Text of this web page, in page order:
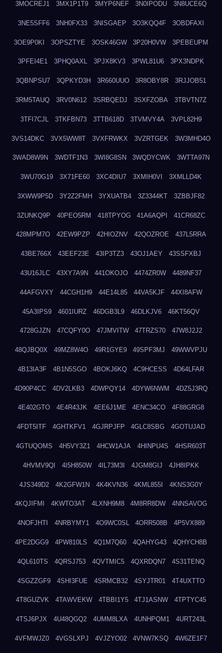
3MOCREJ1 3MX1P1T9 3MYP6NEF 3N0IPODU 3N8UCE6Q
3NE5SFF6 3NH0FX33 3NISGAEP 3O3KQQ4F 3OBDFAXI
3OE9P0KI 3OPSZTYE 3OSK46GW 3P20H0VW 3PEBEUPM
3PFEI4E1 3PHQ0AXL 3PJX8KV3 3PWL81U6 3PX3NDPK
3QBNPSU7 3QPKYD3H 3R660UUO 3R8OBY8R 3RJJOB51
3RM5TAUQ 3RV0N612 3SRBQEDJ 3SXFZOBA 3TBVTN7Z
3TFI7CJL 3TKFBN73 3TTB618D 3TVMVY4A 3VPL82H9
3VS14DKC 3VX5WW8T 3VXFRWKX 3VZRTGEK 3W3MHD4O
3WAD8W9N 3WDTF1N3 3WI8G8SN 3WQDYCWK 3WTTA97N
3WU70G19 3X71FE60 3XC4DIU7 3XMIH0VI 3XMLLD4K
3XWW9P5D 3Y2Z2FMH 3YXUATB4 3Z3344KT 3ZBBJF82
3ZUNKQ9P 40PEO5RM 418TPYOG 41A6AQPI 41CR68ZC
428MPM7O 42EW9PZP 42HIOZNV 42QOZROE 437L5RRA
43BE766X 43EEF23E 43IP3TZ3 43OJ1AEY 43SSFXBJ
43U16JLC 43XY7A9N 441OKOJO 4474ZR0W 4489NF37
44AFGVXY 44CGH1H9 44E14L85 44VA5KJF 44XI8AFW
45A3IPS9 4601IURZ 46DGB3L9 46DLKJV6 46KT56QV
4728GJZN 47CQFY0O 47JMVITW 47TRZS70 47W8J2J2
48QJBQ0X 49MZ8W4O 49R1GYE9 49SPF3MJ 49WWVPJU
4B13IA3F 4B1N5SGO 4BOKJ6KQ 4C9HCESS 4D64LFAR
4D90P4CC 4DV2LKB3 4DWPQY14 4DYW6NWM 4DZ5J3RQ
4E402GTO 4E4R43JK 4EE6J1ME 4ENC34CO 4F88GRG8
4FDT5ITF 4GHTKFV1 4GJRPJFP 4GLC8SBG 4GOTUJAD
4GTUQOMS 4H5VY3Z1 4HCW1AJA 4HINPU4S 4HSR603T
4HVMV9QI 4I5H850W 4IL73M3I 4JGM8GIJ 4JH8IPKK
4JS349D2 4K2GFW1N 4K4KVN36 4KML855I 4KNS3G0Y
4KQJIFMI 4KWTO3AT 4LXNH9M8 4M8RR8DW 4NNSAVOG
4NOFJHTI 4NRBYMY1 4O9WC0SL 4ORR508B 4P5VX889
4PE2DGG9 4PW810LS 4Q1M7Q60 4QAHYG43 4QHYCH8B
4QL610TS 4QRSJ753 4QVTMIC5 4QXRDQN7 4S31TENQ
4SGZZGF9 4SHI3FUE 4SRMCB32 4SYJTR01 4T4UXTTO
4T8GUZVK 4TAWVEKW 4TBBI1Y5 4TJ1ASNW 4TPTYC45
4TSJ6PJX 4U48QGQ2 4UMM8LXA 4UNHPQM1 4URT243L
4VFMWJZ0 4VGSLXPJ 4VJZYO02 4VNW7KSQ 4W6ZE1F7